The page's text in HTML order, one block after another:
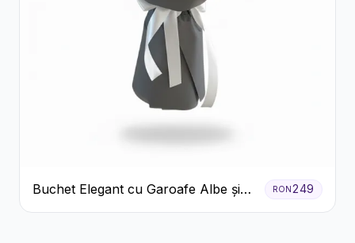
Buchet Elegant cu Garoafe Albe și
Eucalipt
RON249